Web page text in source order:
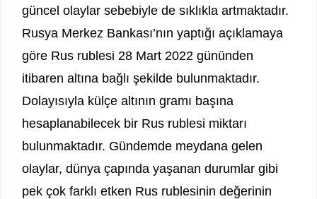
güncel olaylar sebebiyle de sıklıkla artmaktadır.
Rusya Merkez Bankası’nın yaptığı açıklamaya
göre Rus rublesi 28 Mart 2022 gününden
itibaren altına bağlı şekilde bulunmaktadır.
Dolayısıyla külçe altının gramı başına
hesaplanabilecek bir Rus rublesi miktarı
bulunmaktadır. Gündemde meydana gelen
olaylar, dünya çapında yaşanan durumlar gibi
pek çok farklı etken Rus rublesinin değerinin